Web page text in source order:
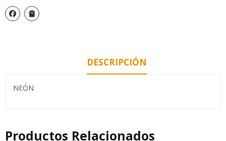
DESCRIPCIÓN
NEÓN
Productos Relacionados